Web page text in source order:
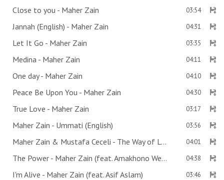
Close to you - Maher Zain 03:54
Jannah (English) - Maher Zain 04:31
Let It Go - Maher Zain 03:35
Medina - Maher Zain 04:11
One day - Maher Zain 04:10
Peace Be Upon You - Maher Zain 04:30
True Love - Maher Zain 03:17
Maher Zain - Ummati (English) 03:56
Maher Zain & Mustafa Ceceli - The Way of Love 04:01
The Power - Maher Zain (feat. Amakhono We Sintu) 04:38
I'm Alive - Maher Zain (feat. Asif Aslam) 03:46